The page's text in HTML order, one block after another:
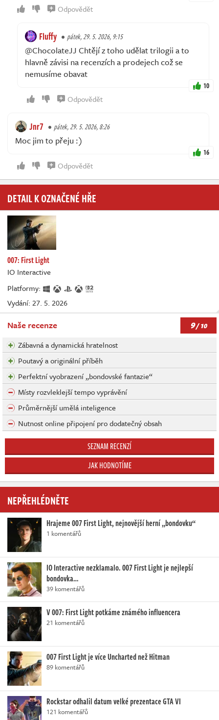
Odpovědět
Fluffy pátek, 29. 5. 2026, 9:15
@ChocolateJJ Chtějí z toho udělat trilogii a to
hlavně závisi na recenzích a prodejech což se
nemusíme obavat
10
Odpovědět
Jnr7 pátek, 29. 5. 2026, 8:26
Moc jim to přeju :)
16
Odpovědět
DETAIL K OZNAČENÉ HŘE
007: First Light
IO Interactive
Platformy:
Vydání: 27. 5. 2026
Naše recenze 9/ 10
Zábavná a dynamická hratelnost
Poutavý a originální příběh
Perfektní vyobrazení „bondovské fantazie“
Místy rozvleklejší tempo vyprávění
Průměrnější umělá inteligence
Nutnost online připojení pro dodatečný obsah
SEZNAM RECENZÍ
JAK HODNOTÍME
NEPŘEHLÉDNĚTE
Hrajeme 007 First Light, nejnovější herní „bondovku“
1 komentářů
IO Interactive nezklamalo. 007 First Light je nejlepší
bondovka…
39 komentářů
V 007: First Light potkáme známého influencera
21 komentářů
007 First Light je více Uncharted než Hitman
89 komentářů
Rockstar odhalil datum velké prezentace GTA VI
121 komentářů